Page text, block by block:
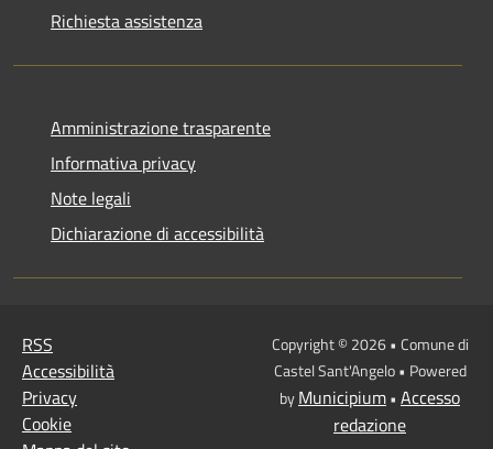
Richiesta assistenza
Amministrazione trasparente
Informativa privacy
Note legali
Dichiarazione di accessibilità
RSS
Accessibilità
Privacy
Cookie
Copyright © 2026 • Comune di
Castel Sant'Angelo • Powered
byMunicipium• Accesso
redazione